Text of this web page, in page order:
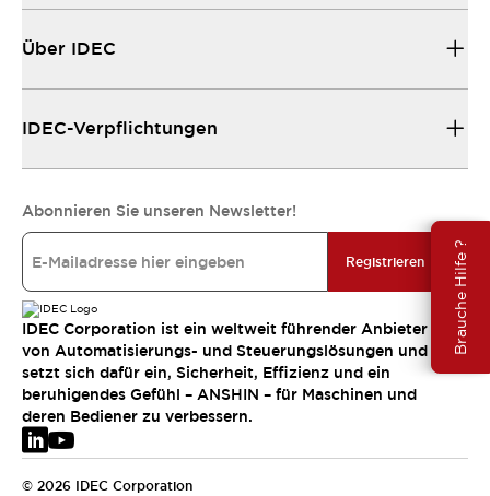
Brauche Hilfe ?
Über IDEC
IDEC-Verpflichtungen
Abonnieren Sie unseren Newsletter!
Registrieren
IDEC Corporation ist ein weltweit führender Anbieter
von Automatisierungs- und Steuerungslösungen und
setzt sich dafür ein, Sicherheit, Effizienz und ein
beruhigendes Gefühl – ANSHIN – für Maschinen und
deren Bediener zu verbessern.
© 2026 IDEC Corporation